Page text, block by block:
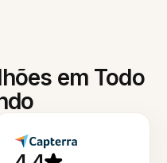
em Todo